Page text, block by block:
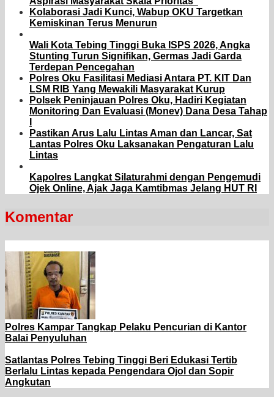
Kolaborasi Jadi Kunci, Wabup OKU Targetkan
Kemiskinan Terus Menurun
Wali Kota Tebing Tinggi Buka ISPS 2026, Angka
Stunting Turun Signifikan, Germas Jadi Garda
Terdepan Pencegahan
Polres Oku Fasilitasi Mediasi Antara PT. KIT Dan
LSM RIB Yang Mewakili Masyarakat Kurup
Polsek Peninjauan Polres Oku, Hadiri Kegiatan
Monitoring Dan Evaluasi (Monev) Dana Desa Tahap
Pastikan Arus Lalu Lintas Aman dan Lancar, Sat
Lantas Polres Oku Laksanakan Pengaturan Lalu
Lintas
Kapolres Langkat Silaturahmi dengan Pengemudi
Ojek Online, Ajak Jaga Kamtibmas Jelang HUT RI
Komentar
Polres Kampar Tangkap Pelaku Pencurian di Kantor
Balai Penyuluhan
Satlantas Polres Tebing Tinggi Beri Edukasi Tertib
Berlalu Lintas kepada Pengendara Ojol dan Sopir
Angkutan